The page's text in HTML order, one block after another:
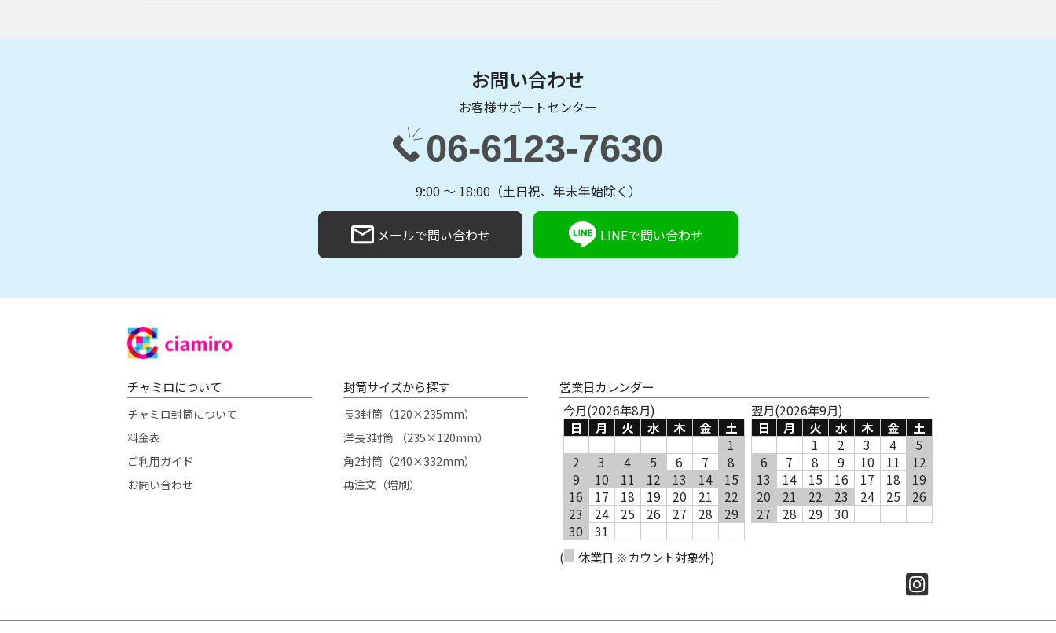
お問い合わせ
お客様サポートセンター
06-6123-7630
9:00 〜 18:00（土日祝、年末年始除く）
メールで問い合わせ LINEで問い合わせ
チャミロについて
チャミロ封筒について
料金表
ご利用ガイド
お問い合わせ
封筒サイズから探す
長3封筒（120×235mm）
洋長3封筒 （235×120mm）
角2封筒（240×332mm）
再注文（増刷）
営業日カレンダー
今月(2026年8月)
日
月 火 水 木 金
土
1
2
3 4 5 6 7
8
9
10 11 12 13 14
15
16
17 18 19 20 21
22
23
24 25 26 27 28
29
30
31
翌月(2026年9月)
日
月 火 水 木 金
土
1
2 3 4
5
6
7 8 9 10 11
12
13
14 15 16 17 18
19
20
21 22 23 24 25
26
27
28 29 30
( 休業日 ※カウント対象外)